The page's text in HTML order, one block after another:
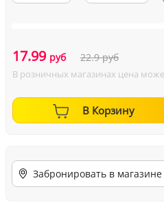
17.99 руб 22.9руб
В розничных магазинах цена
В Корзину
Забронировать в магазине